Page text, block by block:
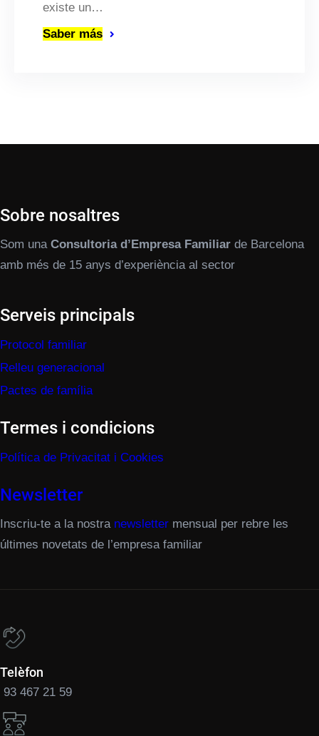
existe un…
Saber más
Sobre nosaltres
Som una Consultoria d’Empresa Familiar de Barcelona
amb més de 15 anys d’experiència al sector
Serveis principals
Protocol familiar
Relleu generacional
Pactes de família
Termes i condicions
Política de Privacitat i Cookies
Newsletter
Inscriu-te a la nostra newsletter mensual per rebre les
últimes novetats de l’empresa familiar
Telèfon
93 467 21 59